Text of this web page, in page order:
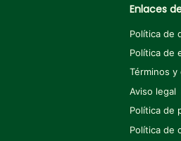
Enlaces
Política de
Política de
Términos y
Aviso legal
Política de
Política de